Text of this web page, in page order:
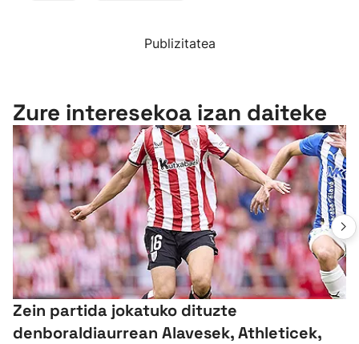
Publizitatea
Zure interesekoa izan daiteke
Zein partida jokatuko dituzte
denboraldiaurrean Alavesek, Athleticek,